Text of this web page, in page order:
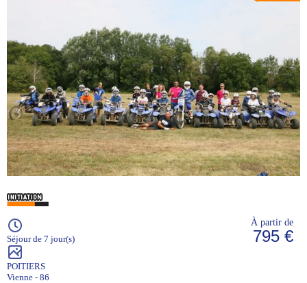
Séjour de 7 jour(s)
POITIERS
Vienne - 86
À partir de
795 €